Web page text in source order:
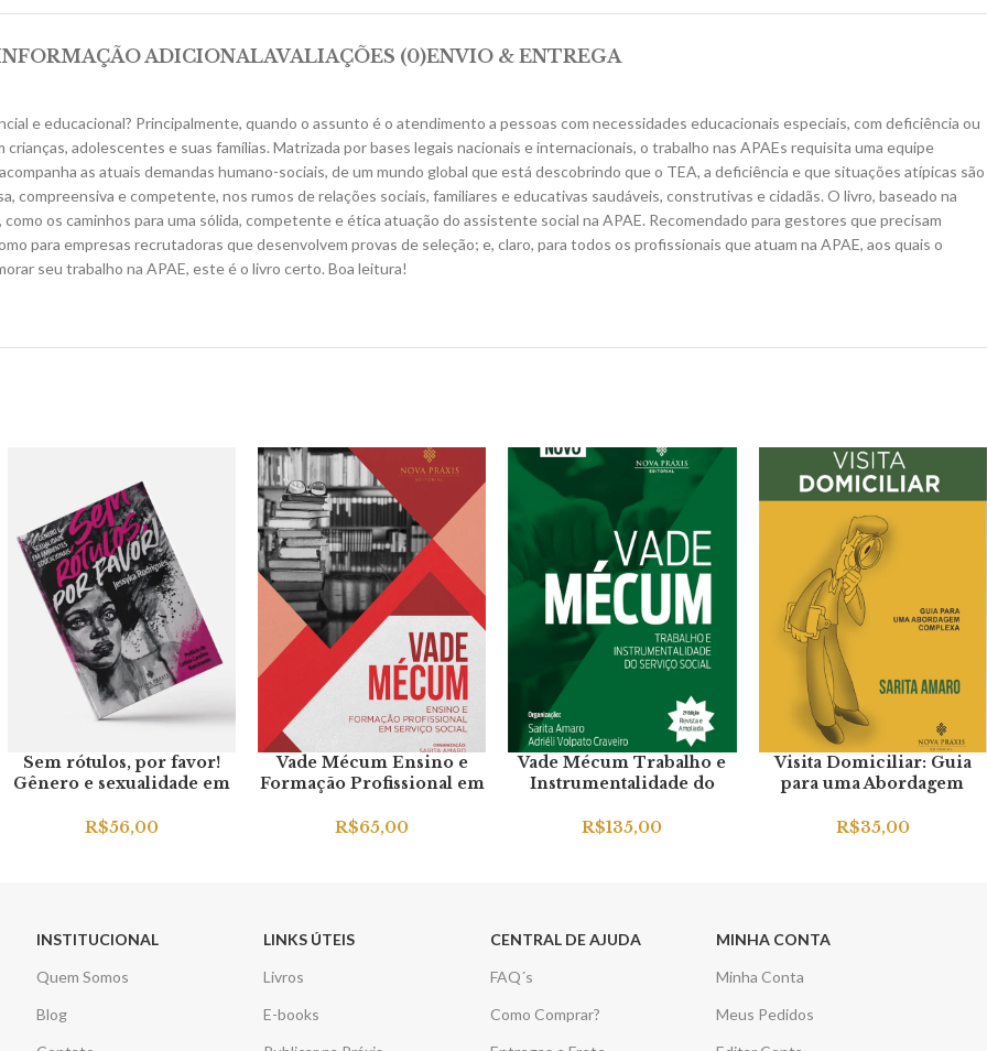
ADICIONALAVALIAÇÕES (0)ENVIO & ENTREGA
e educacional? Principalmente, quando o assunto é o atendimento a pessoas com necessidades educacionais especiais, com deficiência ou
adolescentes e suas famílias. Matrizada por bases legais nacionais e internacionais, o trabalho nas APAEs requisita uma equipe
as atuais demandas humano-sociais, de um mundo global que está descobrindo que o TEA, a deficiência e que situações atípicas são
compreensiva e competente, nos rumos de relações sociais, familiares e educativas saudáveis, construtivas e cidadãs. O livro, baseado na
os caminhos para uma sólida, competente e ética atuação do assistente social na APAE. Recomendado para gestores que precisam
para empresas recrutadoras que desenvolvem provas de seleção; e, claro, para todos os profissionais que atuam na APAE, aos quais o
seu trabalho na APAE, este é o livro certo. Boa leitura!
Sem rótulos, por favor!
Gênero e sexualidade em
R$56,00
Vade Mécum Ensino e
Formação Profissional em
R$65,00
Vade Mécum Trabalho e
Instrumentalidade do
R$135,00
Visita Domiciliar: Guia
para uma Abordagem
R$35,00
INSTITUCIONAL
Quem Somos
Blog
LINKS ÚTEIS
Livros
E-books
CENTRAL DE AJUDA
FAQ´s
Como Comprar?
MINHA CONTA
Minha Conta
Meus Pedidos